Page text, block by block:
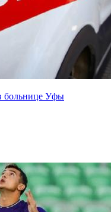
больнице Уфы